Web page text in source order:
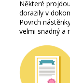
Některé
dorazily v
Povrch
velmi snadný a